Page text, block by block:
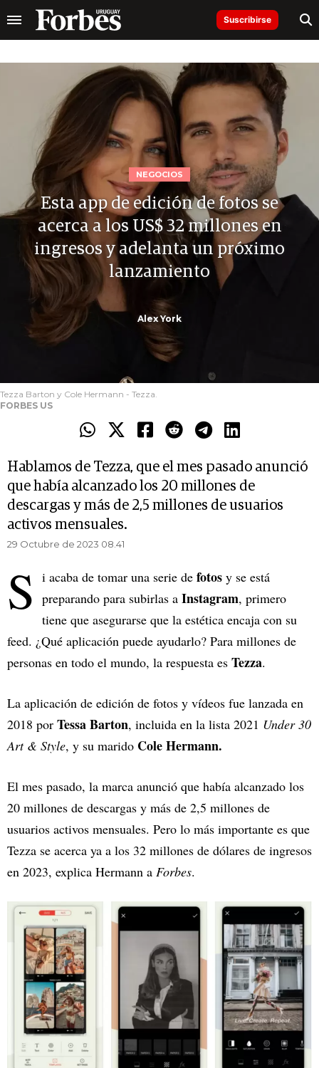
Suscribirse
NEGOCIOS
Esta app de edición de fotos se
acerca a los US$ 32 millones en
ingresos y adelanta un próximo
lanzamiento
Alex York
Tezza Barton y Cole Hermann - Tezza.
FORBES US
Hablamos de Tezza, que el mes pasado anunció
que había alcanzado los 20 millones de
descargas y más de 2,5 millones de usuarios
activos mensuales.
29 Octubre de 2023 08.41
S i acaba de tomar una serie de fotos y se está
preparando para subirlas a Instagram, primero
tiene que asegurarse que la estética encaja con su
feed. ¿Qué aplicación puede ayudarlo? Para millones de
personas en todo el mundo, la respuesta es Tezza.
La aplicación de edición de fotos y vídeos fue lanzada en
2018 por Tessa Barton, incluida en la lista 2021 Under 30
Art & Style, y su marido Cole Hermann.
El mes pasado, la marca anunció que había alcanzado los
20 millones de descargas y más de 2,5 millones de
usuarios activos mensuales. Pero lo más importante es que
Tezza se acerca ya a los 32 millones de dólares de ingresos
en 2023, explica Hermann a Forbes.